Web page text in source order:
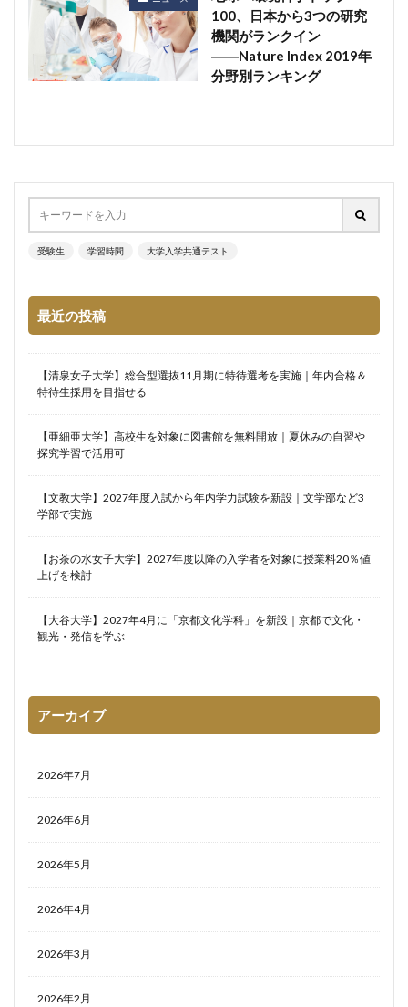
100、日本から3つの研究
機関がランクイン
――Nature Index 2019年
分野別ランキング
受験生 学習時間 大学入学共通テスト
最近の投稿
【清泉女子大学】総合型選抜11月期に特待選考を実施｜年内合格＆
特待生採用を目指せる
【亜細亜大学】高校生を対象に図書館を無料開放｜夏休みの自習や
探究学習で活用可
【文教大学】2027年度入試から年内学力試験を新設｜文学部など3
学部で実施
【お茶の水女子大学】2027年度以降の入学者を対象に授業料20％値
上げを検討
【大谷大学】2027年4月に「京都文化学科」を新設｜京都で文化・
観光・発信を学ぶ
アーカイブ
2026年7月
2026年6月
2026年5月
2026年4月
2026年3月
2026年2月